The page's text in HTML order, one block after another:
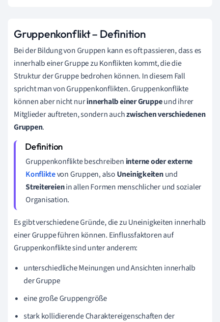
Gruppenkonflikt – Definition
Bei der Bildung von Gruppen kann es oft passieren, dass es
innerhalb einer Gruppe zu Konflikten kommt, die die
Struktur der Gruppe bedrohen können. In diesem Fall
spricht man von Gruppenkonflikten. Gruppenkonflikte
können aber nicht nurinnerhalb einer Gruppeund ihrer
Mitglieder auftreten, sondern auchzwischen verschiedenen
Gruppen.
Gruppenkonflikte beschreiben interne oder externe
Konfliktevon Gruppen,also Uneinigkeitenund
Streitereienin allen Formen menschlicher und sozialer
Organisation.
Es gibt verschiedene Gründe, die zu Uneinigkeiten innerhalb
einer Gruppe führen können. Einflussfaktoren auf
Gruppenkonflikte sind unter anderem:
unterschiedliche Meinungen und Ansichten innerhalb
der Gruppe
eine große Gruppengröße
stark kollidierende Charaktereigenschaften der